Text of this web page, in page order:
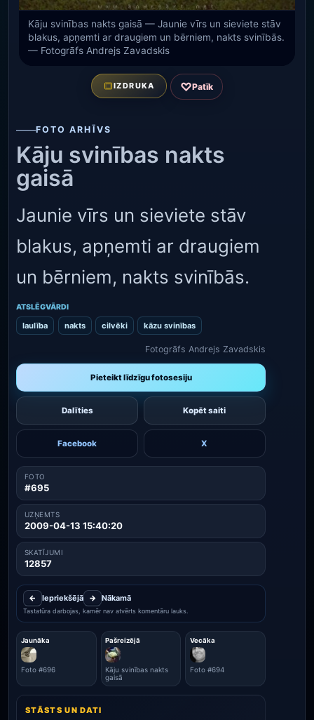
Kāju svinības nakts gaisā — Jaunie vīrs un sieviete stāv
blakus, apņemti ar draugiem un bērniem, nakts svinībās.
— Fotogrāfs Andrejs Zavadskis
IZDRUKA ♡Patīk
FOTO ARHĪVS
Kāju svinības nakts
gaisā
Jaunie vīrs un sieviete stāv
blakus, apņemti ar draugiem
un bērniem, nakts svinībās.
ATSLĒGVĀRDI
laulība nakts cilvēki kāzu svinības
Fotogrāfs Andrejs Zavadskis
Pieteikt līdzīgu fotosesiju
Dalīties Kopēt saiti
Facebook X
FOTO
#695
UZŅEMTS
2009-04-13 15:40:20
SKATĪJUMI
12857
← Iepriekšējā → Nākamā
Tastatūra darbojas, kamēr nav atvērts komentāru lauks.
Jaunāka
Foto #696
Pašreizējā
Kāju svinības nakts
gaisā
Vecāka
Foto #694
STĀSTS UN DATI